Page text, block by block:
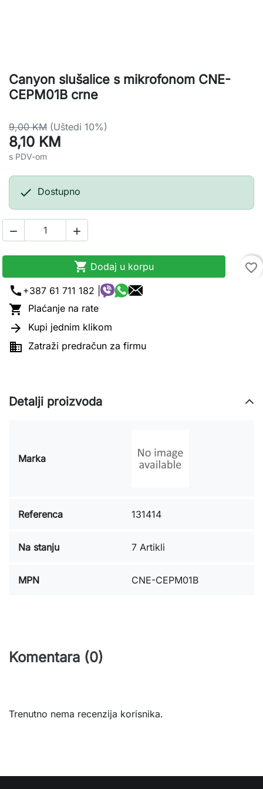
Canyon slušalice s mikrofonom CNE-
CEPM01B crne
9,00 KM (Uštedi 10%)
8,10 KM
s PDV-om
 Dostupno
 
 Dodaj u korpu
favorite_border
call +387 61 711 182 |
 Plaćanje na rate
 Kupi jednim klikom
 Zatraži predračun za firmu
Detalji proizvoda
Marka
Referenca 131414
Na stanju 7 Artikli
MPN CNE-CEPM01B
Komentara (0)
Trenutno nema recenzija korisnika.